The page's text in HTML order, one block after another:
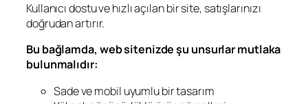
Kullanıcı dostu ve hızlı açılan bir site, satışlarınızı
doğrudan artırır.
Bu bağlamda, web sitenizde şu unsurlar mutlaka
bulunmalıdır:
Sade ve mobil uyumlu bir tasarım